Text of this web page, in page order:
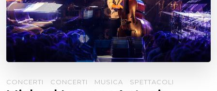
CONCERTI CONCERTI MUSICA SPETTACOLI